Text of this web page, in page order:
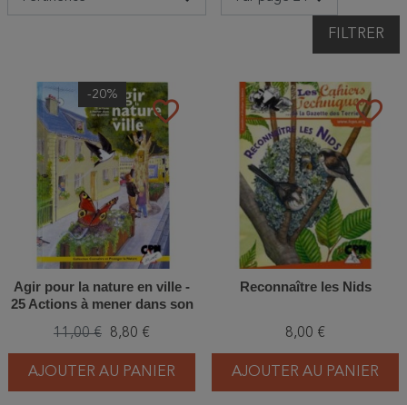
FILTRER
favorite_border
-20%
Agir pour la nature en ville -
25 Actions à mener dans son
11,00 € 8,80 €
AJOUTER AU PANIER
favorite_border
Reconnaître les Nids
8,00 €
AJOUTER AU PANIER